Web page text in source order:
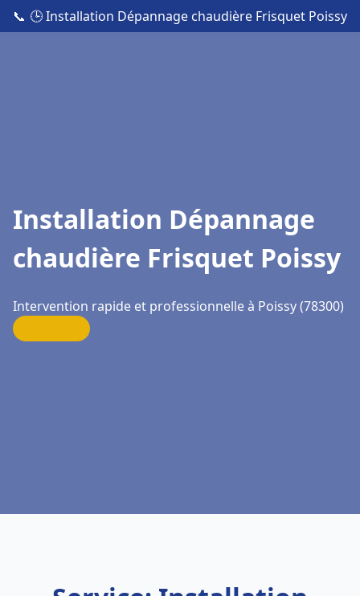
📞 🕒 Installation Dépannage chaudière Frisquet Poissy
Installation Dépannage
chaudière Frisquet Poissy
Intervention rapide et professionnelle à Poissy (78300)